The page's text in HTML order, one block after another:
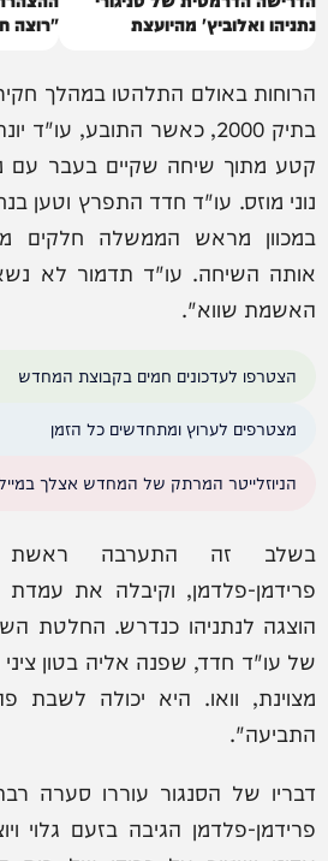
נתניהו ואלוביץ' מהיועצת
"רוצה
הרוחות באולם התלהטו במהלך
בתיק 2000, כאשר התובע,
קטע מתוך שיחה שקיים בעבר עם
נוני מוזס. עו"ד חדד התפרץ וטען
במכוון מראש הממשלה חלקים
אותה השיחה. עו"ד תדמור לא
האשמת שווא".
הצטרפו לעדכונים חמים בקבוצת המחדש
מצטרפים לערוץ ומתחדשים כל הזמן
הניוזלייטר המרתק של המחדש אצלך
בשלב זה התערבה ראשת
פרידמן-פלדמן, וקיבלה את
הוצגה לנתניהו כנדרש. החלטת
של עו"ד חדד, שפנה אליה בטון ציני
מצוינת, וואו. היא יכולה לשבת
התביעה".
דבריו של הסנגור עוררו סערה
פרידמן-פלדמן הגיבה בזעם גלוי